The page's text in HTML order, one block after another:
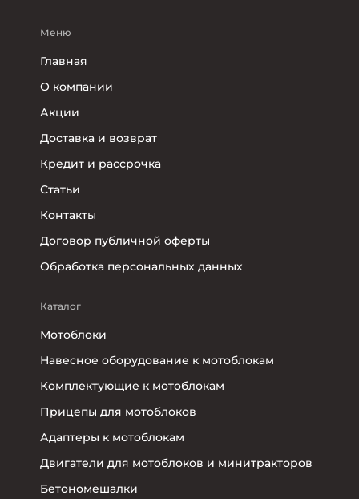
Меню
Главная
О компании
Акции
Доставка и возврат
Кредит и рассрочка
Статьи
Контакты
Договор публичной оферты
Обработка персональных данных
Каталог
Мотоблоки
Навесное оборудование к мотоблокам
Комплектующие к мотоблокам
Прицепы для мотоблоков
Адаптеры к мотоблокам
Двигатели для мотоблоков и минитракторов
Бетономешалки